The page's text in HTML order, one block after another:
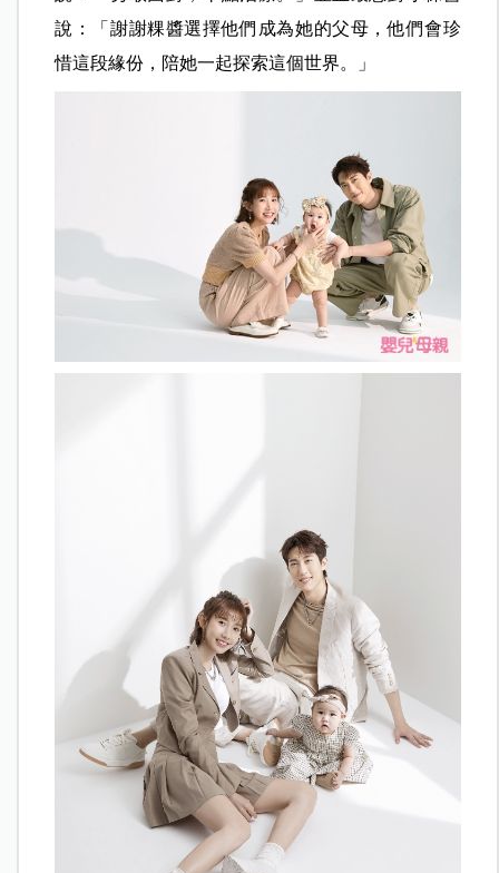
說：「謝謝粿醬選擇他們成為她的父母，他們會珍
惜這段緣份，陪她一起探索這個世界。」